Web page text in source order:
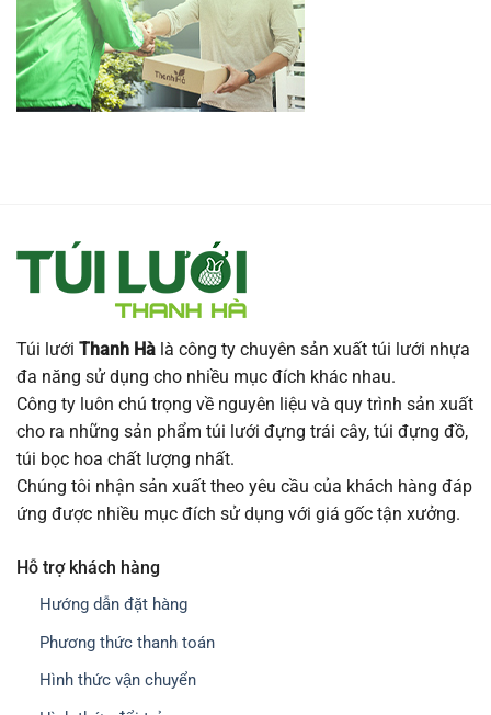
Túi lưới Thanh Hà là công ty chuyên sản xuất túi lưới nhựa
đa năng sử dụng cho nhiều mục đích khác nhau.
Công ty luôn chú trọng về nguyên liệu và quy trình sản xuất
cho ra những sản phẩm túi lưới đựng trái cây, túi đựng đồ,
túi bọc hoa chất lượng nhất.
Chúng tôi nhận sản xuất theo yêu cầu của khách hàng đáp
ứng được nhiều mục đích sử dụng với giá gốc tận xưởng.
Hỗ trợ khách hàng
Hướng dẫn đặt hàng
Phương thức thanh toán
Hình thức vận chuyển